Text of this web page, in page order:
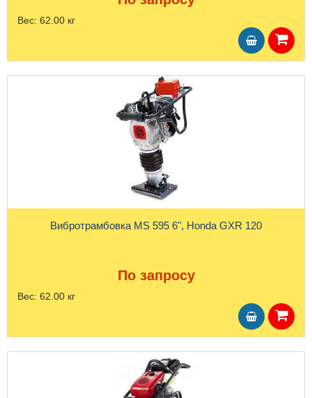
Вес: 62.00 кг
Вибротрамбовка MS 595 6", Honda GXR 120
По запросу
Вес: 62.00 кг